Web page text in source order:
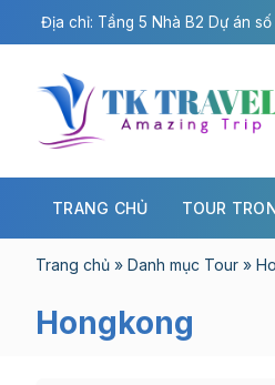
Chuyển
đến
Địa chỉ: Tầng 5 Nhà B2 Dự án
TRANG CHỦ TOUR
Trang chủ » Danh mục Tour »
Hongkong